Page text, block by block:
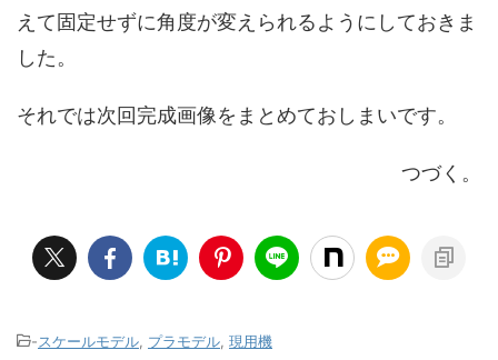
えて固定せずに角度が変えられるようにしておきま
した。
それでは次回完成画像をまとめておしまいです。
つづく。
-スケールモデル, プラモデル, 現用機